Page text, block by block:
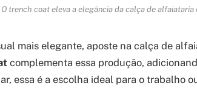
O trench coat eleva a elegância da calça de alfaiataria
mais elegante, aposte na calça de
complementa essa produção,
essa é a escolha ideal para o trabalho